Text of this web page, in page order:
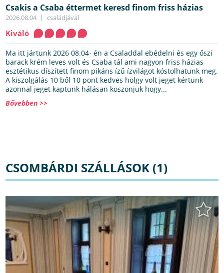
Csakis a Csaba éttermet keresd finom friss házias
2026.08.04 családjával
Kiváló
Ma itt jártunk 2026 08.04- én a Csaladdal ebédelni és egy őszi
barack krém leves volt és Csaba tál ami nagyon friss házias
esztétikus díszített finom pikáns ízű ízvilágot kóstolhatunk meg.
A kiszolgálás 10 ből 10 pont kedves hölgy volt jeget kértünk
azonnal jeget kaptunk hálásan köszönjük hogy...
Bővebben >>
CSOMBÁRDI SZÁLLÁSOK (1)